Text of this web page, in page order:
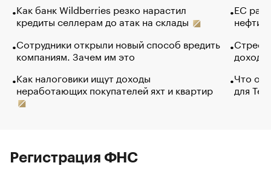
Как банк Wildberries резко нарастил
кредиты селлерам до атак на склады
Сотрудники открыли новый способ вредить
компаниям. Зачем им это
Как налоговики ищут доходы
неработающих покупателей яхт и квартир
ЕС
нефти
Что
для
Регистрация ФНС